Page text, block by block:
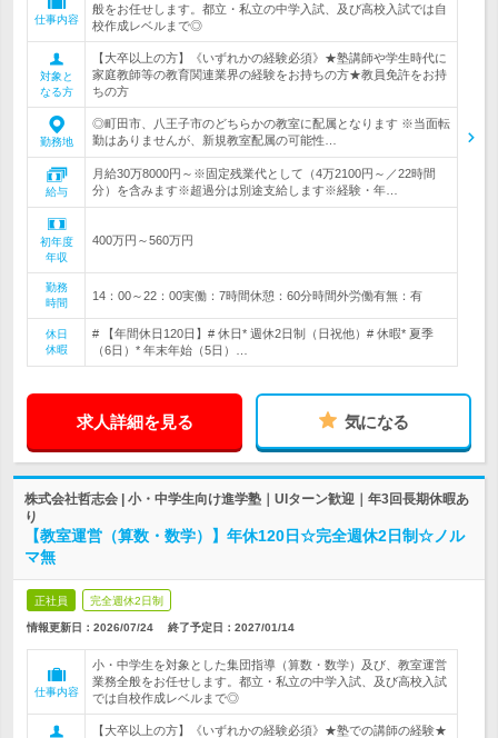
仕事内容
般をお任せします。都立・私立の中学入試、及び高校入試では自
校作成レベルまで◎
対象と
なる方
【大卒以上の方】《いずれかの経験必須》★塾講師や学生時代に
家庭教師等の教育関連業界の経験をお持ちの方★教員免許をお持
ちの方
勤務地
◎町田市、八王子市のどちらかの教室に配属となります ※当面転
勤はありませんが、新規教室配属の可能性…
給与
月給30万8000円～※固定残業代として（4万2100円～／22時間
分）を含みます※超過分は別途支給します※経験・年…
初年度
年収
400万円～560万円
勤務
時間
14：00～22：00実働：7時間休憩：60分時間外労働有無：有
休日
休暇
# 【年間休日120日】# 休日* 週休2日制（日祝他）# 休暇* 夏季
（6日）* 年末年始（5日）…
求人詳細を見る 気になる
株式会社哲志会 | 小・中学生向け進学塾｜UIターン歓迎｜年3回長期休暇あ
り
【教室運営（算数・数学）】年休120日☆完全週休2日制☆ノル
マ無
正社員 完全週休2日制
情報更新日：2026/07/24 終了予定日： 2027/01/14
仕事内容
小・中学生を対象とした集団指導（算数・数学）及び、教室運営
業務全般をお任せします。都立・私立の中学入試、及び高校入試
では自校作成レベルまで◎
【大卒以上の方】《いずれかの経験必須》★塾での講師の経験★